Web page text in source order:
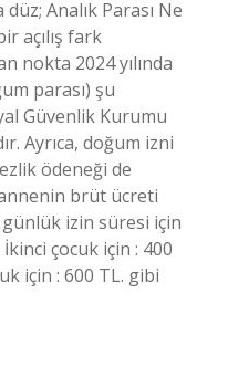
Analık Parası Ne
açılış fark
nokta 2024 yılında
parası) şu
Güvenlik Kurumu
Ayrıca, doğum izni
ödeneği de
brüt ücreti
izin süresi için
çocuk için : 400
için : 600 TL. gibi